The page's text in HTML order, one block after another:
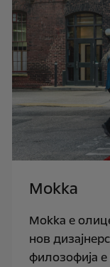
Mokka
Мokka е
нов
филозофија